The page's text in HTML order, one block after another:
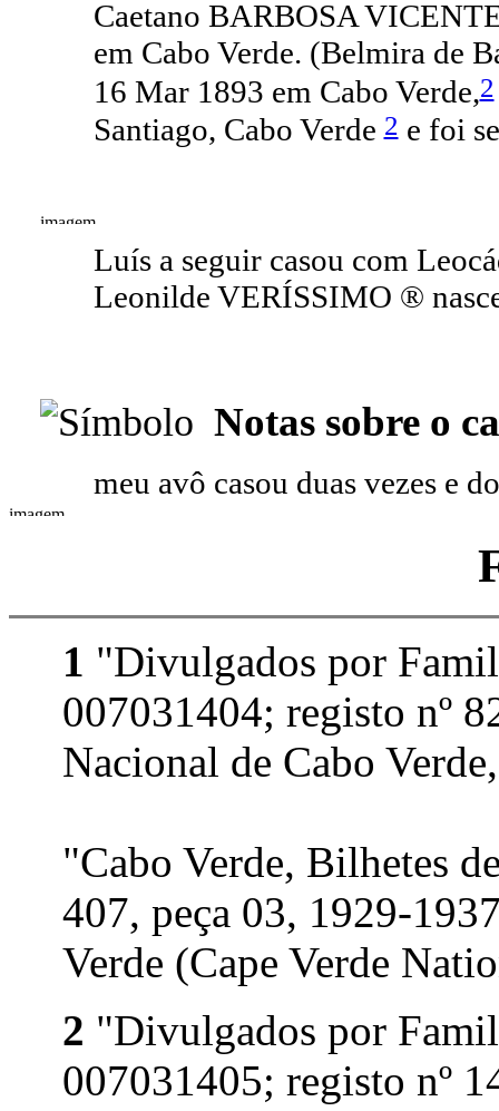
Caetano BARBOSA
em Cabo Verde. (Belmira de
16 Mar 1893 em Cabo Verde,2
Santiago, Cabo Verde2e foi
Luís a seguir casou com
Leonilde VERÍSSIMO ®
Notas sobre o
meu avô casou duas vezes e
1 "Divulgados por
007031404; registo nº
Nacional de Cabo
"Cabo Verde, Bilhetes
407, peça 03, 1929-
Verde (Cape Verde
2 "Divulgados por
007031405; registo nº